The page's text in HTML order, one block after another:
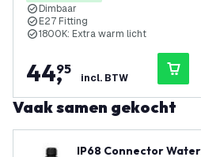
Dimbaar
E27 Fitting
1800K: Extra warm licht
44,
95
incl. BTW
Vaak samen gekocht
IP68 Connector